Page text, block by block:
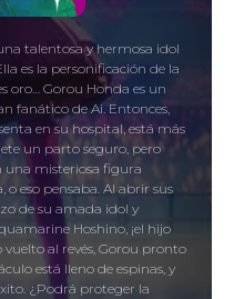
talentosa y hermosa idol
es la personificación de la
oro… Gorou Honda es un
fanático de Ai. Entonces,
en su hospital, está más
un parto seguro, pero
una misteriosa figura
eso pensaba. Al abrir sus
de su amada idol y
Hoshino, ¡el hijo
al revés, Gorou pronto
está lleno de espinas, y
¿Podrá proteger la